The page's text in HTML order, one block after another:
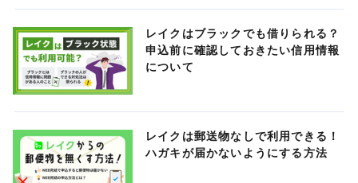
レイクはブラックでも借りられる？
申込前に確認しておきたい信用情報
について
レイクは郵送物なしで利用できる！
ハガキが届かないようにする方法